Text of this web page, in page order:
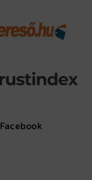
Facebook